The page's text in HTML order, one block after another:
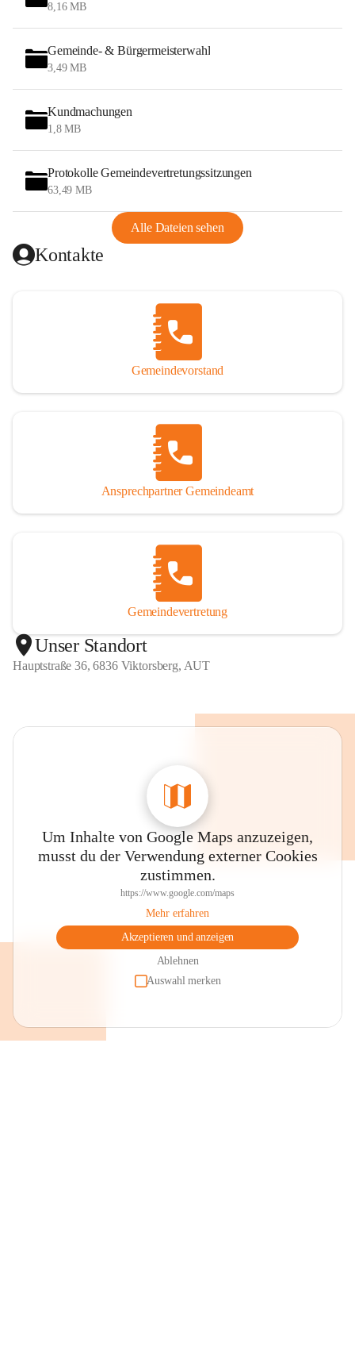
8,16 MB
Gemeinde- & Bürgermeisterwahl
3,49 MB
Kundmachungen
1,8 MB
Protokolle Gemeindevertretungssitzungen
63,49 MB
Alle Dateien sehen
Kontakte
Gemeindevorstand
Ansprechpartner Gemeindeamt
Gemeindevertretung
Unser Standort
Hauptstraße 36, 6836 Viktorsberg, AUT
Um Inhalte von Google Maps anzuzeigen,
musst du der Verwendung externer Cookies
zustimmen.
https://www.google.com/maps
Mehr erfahren
Akzeptieren und anzeigen
Ablehnen
Auswahl merken